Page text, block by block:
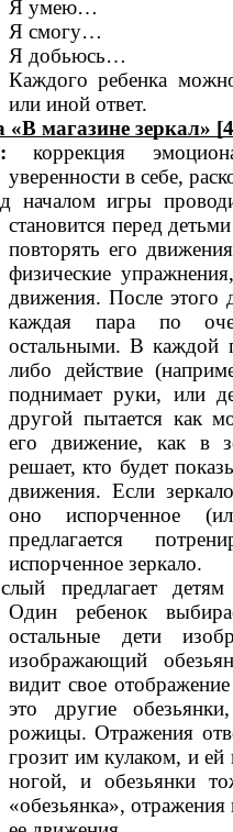
Я умею…
Я смогу…
Я добьюсь…
Каждого ребенка
или иной ответ.
«В магазине зеркал»
:коррекция
уверенности в себе,
началом игры
становится перед
повторять его
физические
движения. После этого
каждая пара по
остальными. В каждой
либо действие
поднимает руки, или
другой пытается как
его движение, как в
решает, кто будет
движения. Если
оно испорченное
предлагается
испорченное зеркало.
предлагает
Один ребенок
остальные дети
изображающий
видит свое
это другие
рожицы. Отражения
грозит им кулаком, и ей
ногой, и обезьянки
«обезьянка»,